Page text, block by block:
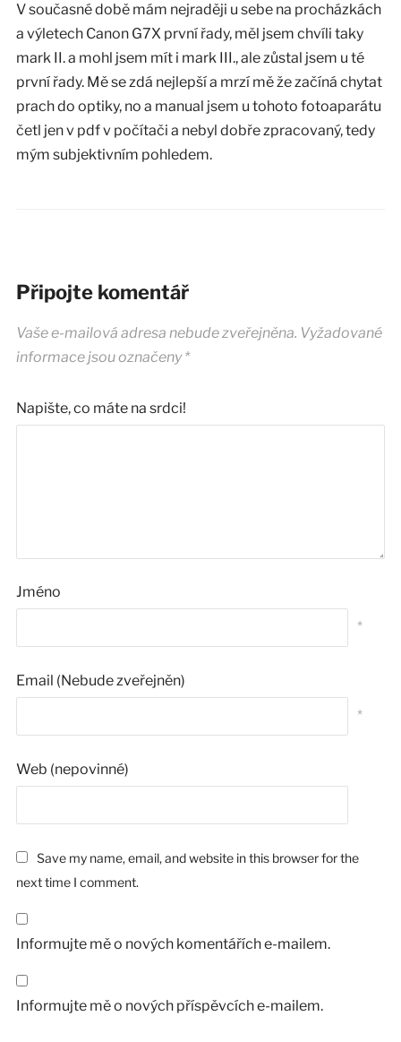
V současné době mám nejraději u sebe na procházkách
a výletech Canon G7X první řady, měl jsem chvíli taky
mark II. a mohl jsem mít i mark III., ale zůstal jsem u té
první řady. Mě se zdá nejlepší a mrzí mě že začíná chytat
prach do optiky, no a manual jsem u tohoto fotoaparátu
četl jen v pdf v počítači a nebyl dobře zpracovaný, tedy
mým subjektivním pohledem.
Připojte komentář
Vaše e-mailová adresa nebude zveřejněna. Vyžadované
informace jsou označeny*
Napište, co máte na srdci!
Jméno
*
Email (Nebude zveřejněn)
*
Web (nepovinné)
Save my name, email, and website in this browser for the
next time I comment.
Informujte mě o nových komentářích e-mailem.
Informujte mě o nových příspěvcích e-mailem.